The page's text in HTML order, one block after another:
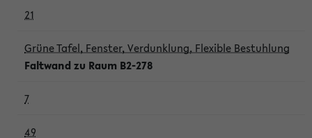
21
Grüne Tafel, Fenster, Verdunklung, Flexible Bestuhlung
Faltwand zu Raum B2-278
7
49